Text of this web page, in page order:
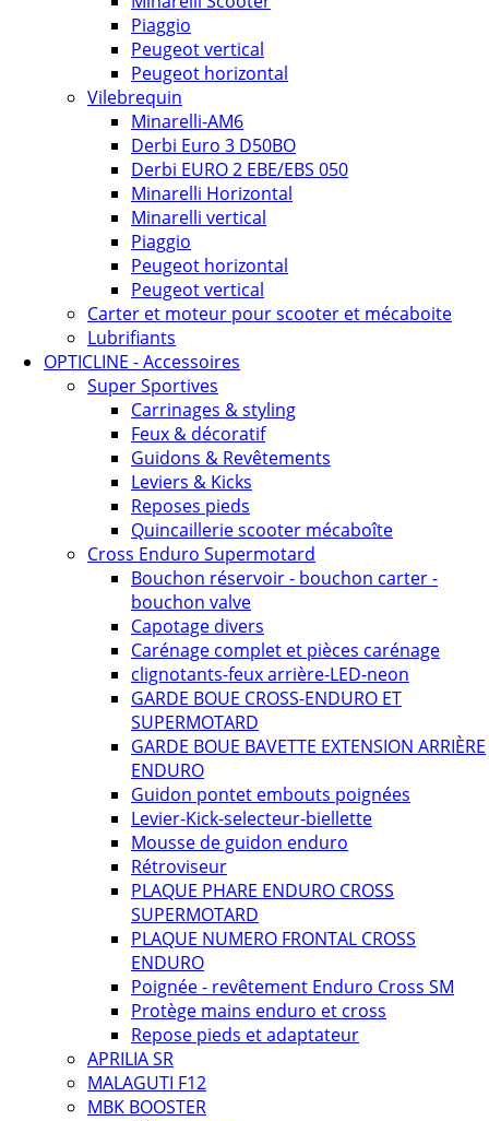
Piaggio
Peugeot vertical
Peugeot horizontal
Vilebrequin
Minarelli-AM6
Derbi Euro 3 D50BO
Derbi EURO 2 EBE/EBS 050
Minarelli Horizontal
Minarelli vertical
Piaggio
Peugeot horizontal
Peugeot vertical
Carter et moteur pour scooter et mécaboite
Lubrifiants
OPTICLINE - Accessoires
Super Sportives
Carrinages & styling
Feux & décoratif
Guidons & Revêtements
Leviers & Kicks
Reposes pieds
Quincaillerie scooter mécaboîte
Cross Enduro Supermotard
Bouchon réservoir - bouchon carter -
bouchon valve
Capotage divers
Carénage complet et pièces carénage
clignotants-feux arrière-LED-neon
GARDE BOUE CROSS-ENDURO ET
SUPERMOTARD
GARDE BOUE BAVETTE EXTENSION ARRIÈRE
ENDURO
Guidon pontet embouts poignées
Levier-Kick-selecteur-biellette
Mousse de guidon enduro
Rétroviseur
PLAQUE PHARE ENDURO CROSS
SUPERMOTARD
PLAQUE NUMERO FRONTAL CROSS
ENDURO
Poignée - revêtement Enduro Cross SM
Protège mains enduro et cross
Repose pieds et adaptateur
APRILIA SR
MALAGUTI F12
MBK BOOSTER